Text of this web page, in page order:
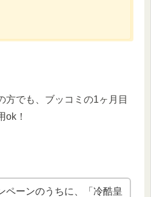
方でも、ブッコミの1ヶ月目
ok！
ペーンのうちに、「冷酷皇